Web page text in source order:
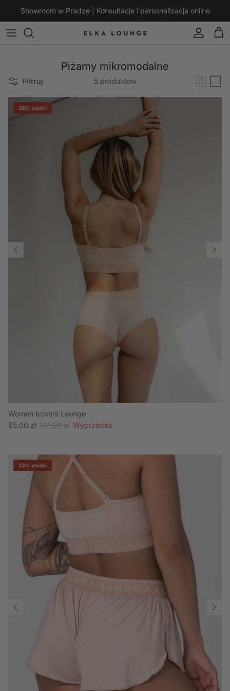
Showroom w Pradze | Konsultacje i personalizacja online
Konto
Piżamy mikromodalne
Filtruj 5 produktów
36% zniżki
Women boxers Lounge
Cena wyprzedażowa
65,00 zł Cena regularna
101,00 zł Wyprzedaż
23% zniżki